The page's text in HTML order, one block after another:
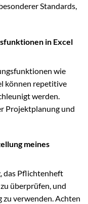
Standards,
in Excel
wie
können repetitive
werden.
Projektplanung und
meines
das Pflichtenheft
überprüfen, und
verwenden. Achten